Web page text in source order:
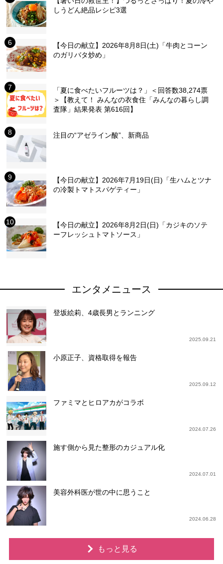
しうどん絶品レシピ3選
【今日の献立】2026年8月8日(土)「牛肉とコーン
のガリバタ炒め」
「夏に食べたいフルーツは？」＜回答数38,274票
＞【教えて！ みんなの衣食住「みんなの暮らし調
査隊」結果発表 第616回】
注目の“アゼライン酸”、新商品
【今日の献立】2026年7月19日(日)「生ハムとツナ
の冷製トマトスパゲティー」
【今日の献立】2026年8月2日(日)「カジキのソテ
ーフレッシュトマトソース」
エンタメニュース
登坂絵莉、4歳長男とランニング
2025.09.21
小原正子、資格取得を報告
2025.09.12
ファミマとヒロアカがコラボ
2024.07.26
施す側から見た整形のカジュアル化
2024.07.01
美容外科医が世の中に思うこと
2024.06.28
もっと見る